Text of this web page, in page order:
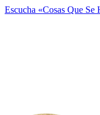
Escucha «Cosas Que